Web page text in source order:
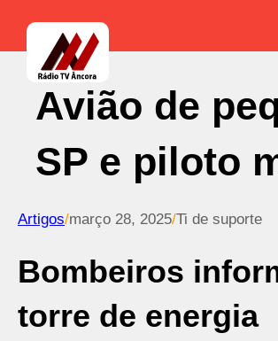
Avião de
SP e piloto
Artigos/março 28, 2025/Ti de suporte
Bombeiros
torre de energia